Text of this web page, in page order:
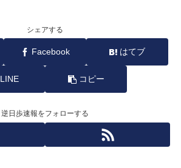
シェアする
Facebook はてブ
LINE コピー
逆日歩速報をフォローする